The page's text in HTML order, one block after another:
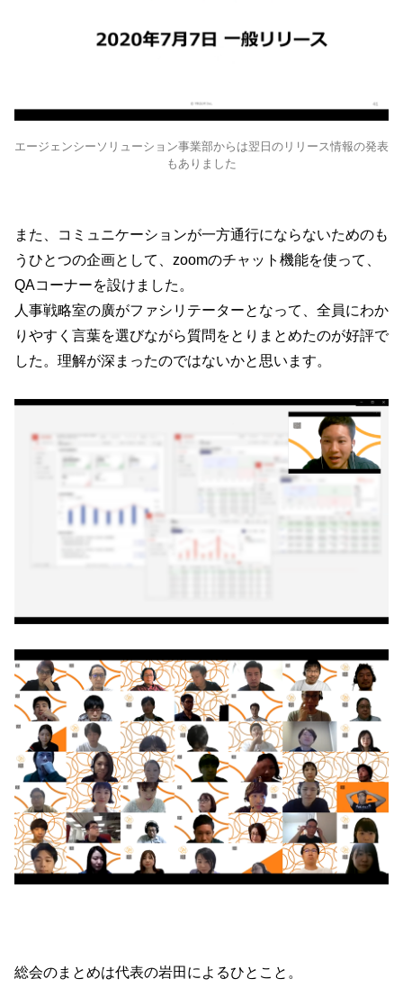
エージェンシーソリューション事業部からは翌日のリリース情報の発表
もありました
また、コミュニケーションが一方通行にならないためのも
うひとつの企画として、zoomのチャット機能を使って、
QAコーナーを設けました。
人事戦略室の廣がファシリテーターとなって、全員にわか
りやすく言葉を選びながら質問をとりまとめたのが好評で
した。理解が深まったのではないかと思います。
総会のまとめは代表の岩田によるひとこと。